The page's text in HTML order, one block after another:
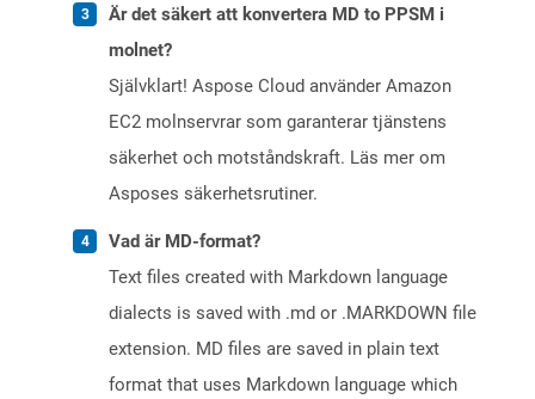
Är det säkert att konvertera MD to PPSM i
molnet?
Självklart! Aspose Cloud använder Amazon
EC2 molnservrar som garanterar tjänstens
säkerhet och motståndskraft. Läs mer om
Asposes säkerhetsrutiner.
Vad är MD-format?
Text files created with Markdown language
dialects is saved with .md or .MARKDOWN file
extension. MD files are saved in plain text
format that uses Markdown language which